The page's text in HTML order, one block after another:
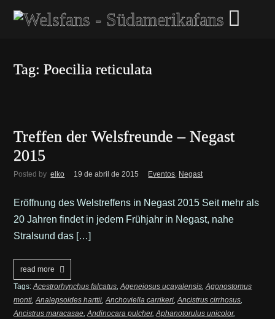
Tag: Poecilia reticulata
Treffen der Welsfreunde – Negast
2015
Posted by elko 19 de abril de 2015 Eventos, Negast
Eröffnung des Welstreffens in Negast 2015 Seit mehr als
20 Jahren findet in jedem Frühjahr in Negast, nahe
Stralsund das […]
read more
Tags:Acestrorhynchus falcatus,Ageneiosus ucayalensis,Agonostomus
monti,Analepsoides harttii,Anchoviella carrikeri,Ancistrus cirrhosus,
Ancistrus maracasae,Andinocara pulcher,Aphanotorulus unicolor,